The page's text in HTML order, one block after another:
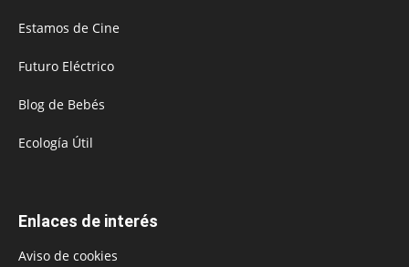
Estamos de Cine
Futuro Eléctrico
Blog de Bebés
Ecología Útil
Enlaces de interés
Aviso de cookies